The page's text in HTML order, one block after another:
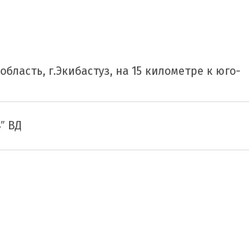
г.Экибастуз, на 15 километре к юго-
ВД